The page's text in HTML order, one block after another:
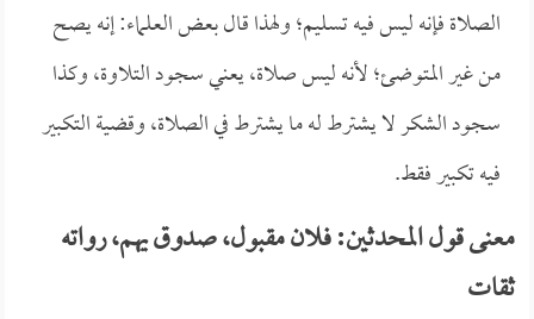
الصلاة فإنه ليس فيه تسليم؛ ولهذا قال بعض العلماء: إنه يصح
من غير المتوضئ؛ لأنه ليس صلاة، يعني سجود التلاوة، وكذا
سجود الشكر لا يشترط له ما يشترط في الصلاة، وقضية التكبير
فيه تكبير فقط.
معنى قول المحدثين: فلان مقبول، صدوق يهم، رواته
ثقات